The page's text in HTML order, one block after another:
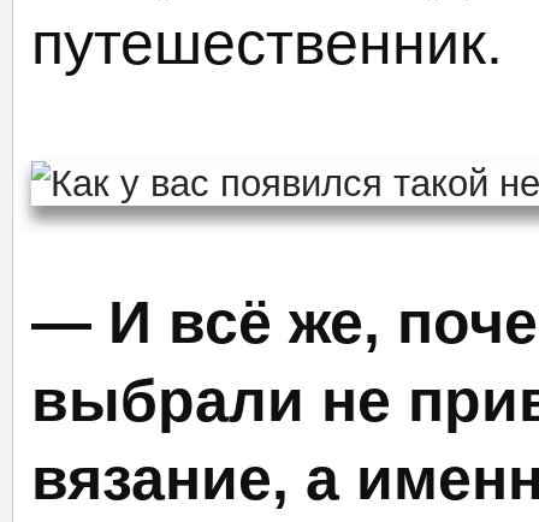
путешественник.
— И всё же,
выбрали не
вязание, а